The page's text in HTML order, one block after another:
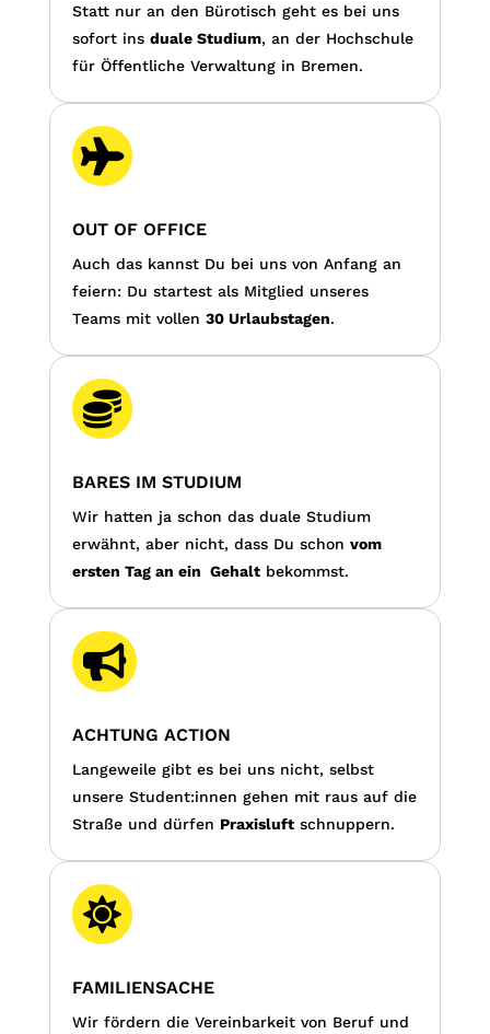
Statt nur an den Bürotisch geht es bei uns
sofort ins duale Studium, an der Hochschule
für Öffentliche Verwaltung in Bremen.

OUT OF OFFICE
Auch das kannst Du bei uns von Anfang an
feiern: Du startest als Mitglied unseres
Teams mit vollen 30 Urlaubstagen.

BARES IM STUDIUM
Wir hatten ja schon das duale Studium
erwähnt, aber nicht, dass Du schon vom
ersten Tag an ein Gehaltbekommst.

ACHTUNG ACTION
Langeweile gibt es bei uns nicht, selbst
unsere Student:innen gehen mit raus auf die
Straße und dürfen Praxisluftschnuppern.

FAMILIENSACHE
Wir fördern die Vereinbarkeit von Beruf und